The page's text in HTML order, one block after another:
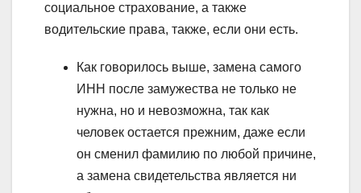
социальное страхование, а также
водительские права, также, если они есть.
Как говорилось выше, замена самого
ИНН после замужества не только не
нужна, но и невозможна, так как
человек остается прежним, даже если
он сменил фамилию по любой причине,
а замена свидетельства является ни